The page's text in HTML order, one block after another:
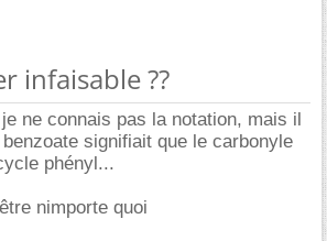
infaisable ??
ne connais pas la notation, mais il
signifiait que le carbonyle
phényl...
nimporte quoi